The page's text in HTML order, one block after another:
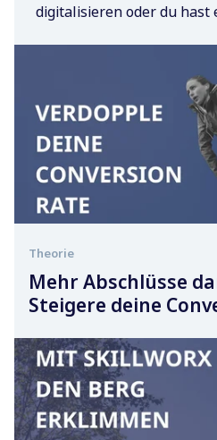
digitalisieren oder du hast
kann, den scheinbar
Theorie
Mehr Abschlüsse
Steigere deine